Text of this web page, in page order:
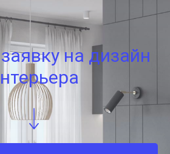
на дизайн